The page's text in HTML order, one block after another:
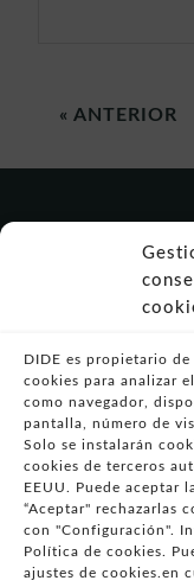
DIDE es propietario
cookies para analizar
como navegador,
pantalla, número de
Solo se instalarán
cookies de terceros
EEUU. Puede aceptar
“Aceptar" rechazarlas
con "Configuración".
Política de cookies.
ajustes de cookies.en
« ANTERIOR
-
-
-
-
-